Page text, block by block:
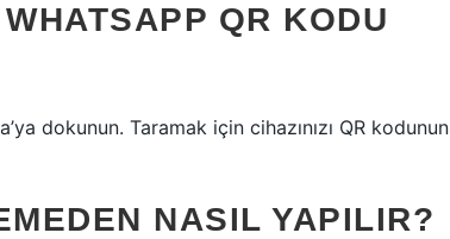
QR KODU
dokunun. Taramak için cihazınızı QR kodunun
NASIL YAPILIR?